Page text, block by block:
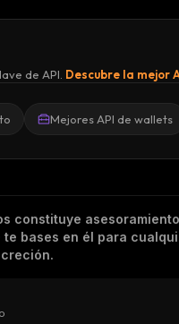
de API. Descubre la mejor
Mejores API de wallets
constituye
bases en él para